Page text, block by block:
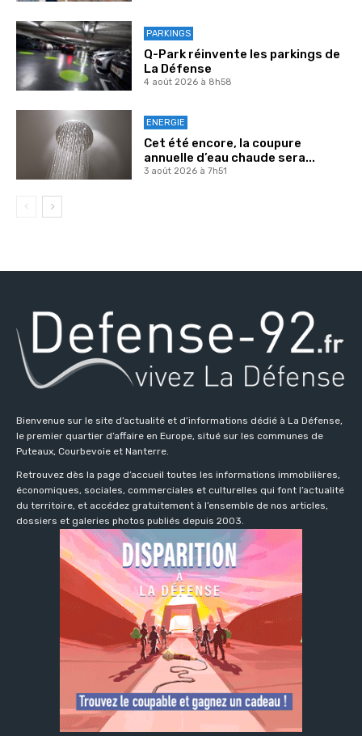
PARKINGS
Q-Park réinvente les parkings de
La Défense
4 août 2026 à 8h58
ENERGIE
Cet été encore, la coupure
annuelle d’eau chaude sera...
3 août 2026 à 7h51
Bienvenue sur le site d’actualité et d’informations dédié à La Défense,
le premier quartier d’affaire en Europe, situé sur les communes de
Puteaux, Courbevoie et Nanterre.
Retrouvez dès la page d’accueil toutes les informations immobilières,
économiques, sociales, commerciales et culturelles qui font l’actualité
du territoire, et accédez gratuitement à l’ensemble de nos articles,
dossiers et galeries photos publiés depuis 2003.